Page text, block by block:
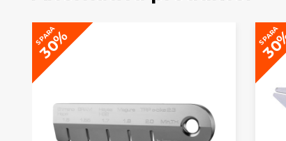
SPARA
30% SPARA